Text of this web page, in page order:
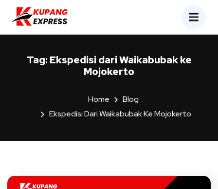
Tag: Ekspedisi dari Waikabubak ke
Mojokerto
Home
Blog
Ekspedisi Dari Waikabubak Ke Mojokerto